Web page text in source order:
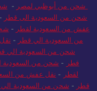
شحن من أبوظبي لمصر -
شحن من السعودية الى قطر -
عفش من السعودية لقطر -
من السعودية الي قطر -
شحن من السعودية الي
قطر - شحن من السعودية
لقطر - نقل عفش من
قطر - شحن من السعودية